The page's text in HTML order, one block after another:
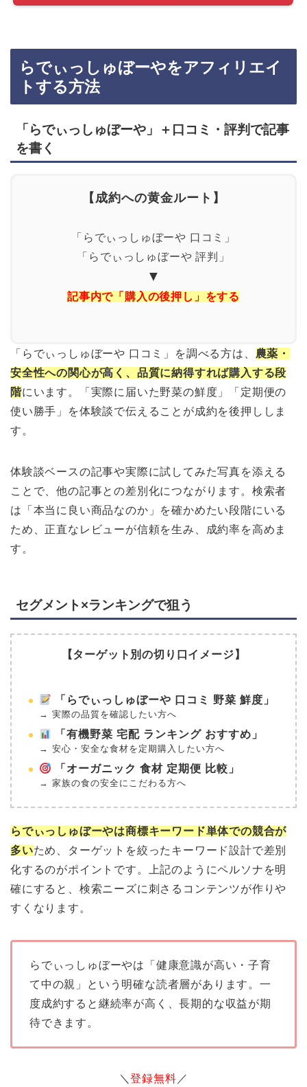
らでぃっしゅぼーやをアフィリエイ
トする方法
「らでぃっしゅぼーや」＋口コミ・評判で記事
を書く
【成約への黄金ルート】
「らでぃっしゅぼーや 口コミ」
「らでぃっしゅぼーや 評判」
▼
記事内で「購入の後押し」をする
「らでぃっしゅぼーや 口コミ」を調べる方は、 農薬・
安全性への関心が高く、品質に納得すれば購入する段
階にいます。「実際に届いた野菜の鮮度」「定期便の
使い勝手」を体験談で伝えることが成約を後押ししま
す。
体験談ベースの記事や実際に試してみた写真を添える
ことで、他の記事との差別化につながります。検索者
は「本当に良い商品なのか」を確かめたい段階にいる
ため、正直なレビューが信頼を生み、成約率を高めま
す。
セグメント×ランキングで狙う
【ターゲット別の切り口イメージ】
「らでぃっしゅぼーや 口コミ 野菜 鮮度」
→ 実際の品質を確認したい方へ
「有機野菜 宅配 ランキング おすすめ」
→ 安心・安全な食材を定期購入したい方へ
「オーガニック 食材 定期便 比較」
→ 家族の食の安全にこだわる方へ
らでぃっしゅぼーやは商標キーワード単体での競合が
多いため、ターゲットを絞ったキーワード設計で差別
化するのがポイントです。上記のようにペルソナを明
確にすると、検索ニーズに刺さるコンテンツが作りや
すくなります。
らでぃっしゅぼーやは「健康意識が高い・子育
て中の親」という明確な読者層があります。一
度成約すると継続率が高く、長期的な収益が期
待できます。
＼登録無料 ／